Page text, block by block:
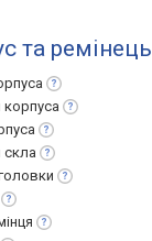
та ремінець
корпуса
скла